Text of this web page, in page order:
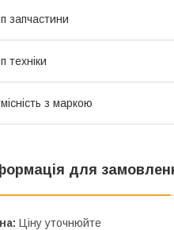
запчастини
техніки
з маркою
для
Ціну уточнюйте